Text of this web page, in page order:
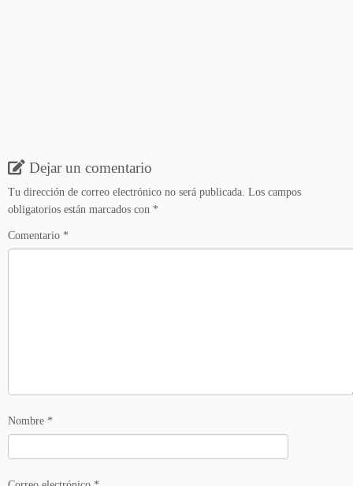
Dejar un comentario
Tu dirección de correo electrónico no será publicada. Los campos
obligatorios están marcados con *
Comentario *
Nombre *